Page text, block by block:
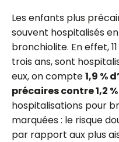
Les enfants plus
souvent hospitalisés
bronchiolite. En effet,
trois ans, sont
eux, on compte1,9 %
précaires contre 1,2
hospitalisations pour
marquées : le risque
par rapport aux plus